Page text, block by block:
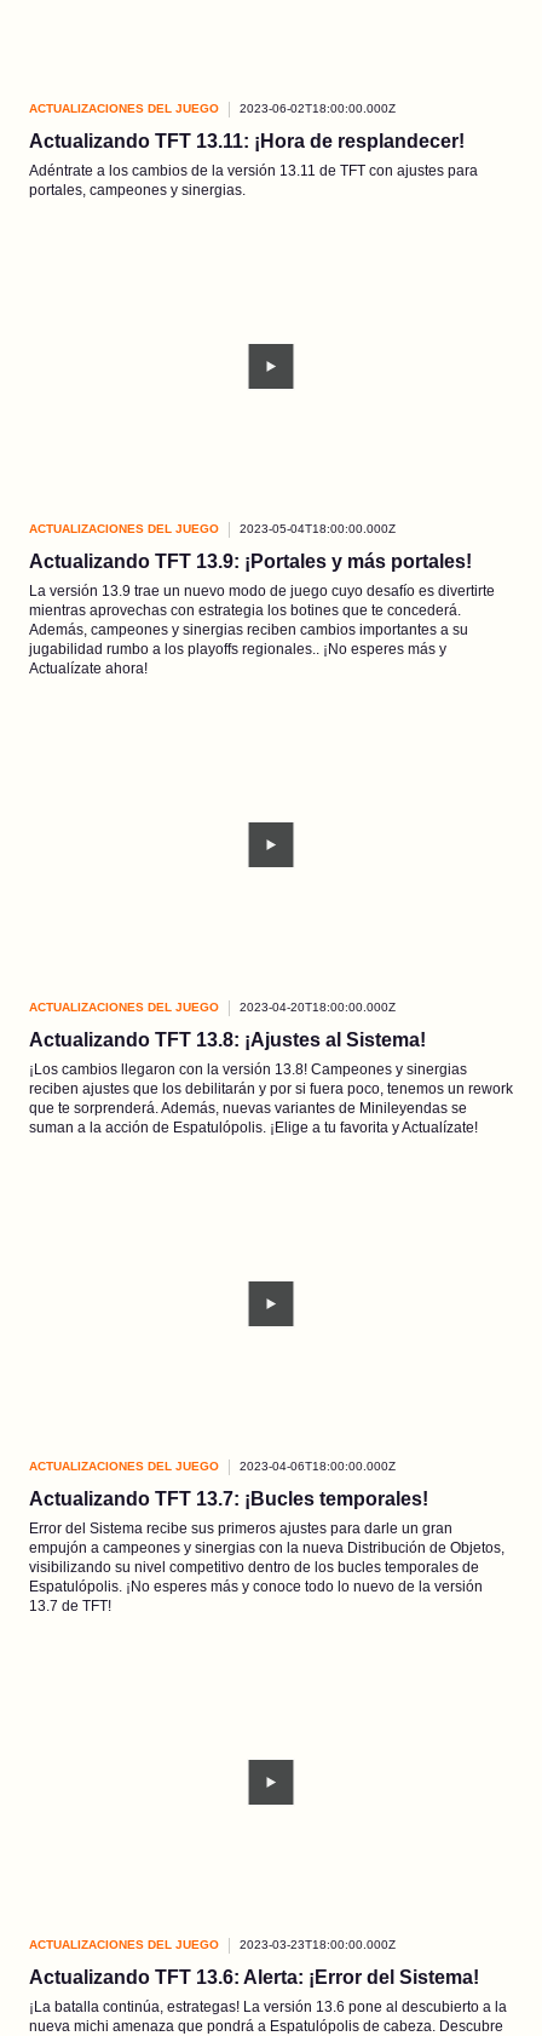
ACTUALIZACIONES DEL JUEGO 2023-06-02T18:00:00.000Z
Actualizando TFT 13.11: ¡Hora de resplandecer!
Adéntrate a los cambios de la versión 13.11 de TFT con ajustes para
portales, campeones y sinergias.
ACTUALIZACIONES DEL JUEGO 2023-05-04T18:00:00.000Z
Actualizando TFT 13.9: ¡Portales y más portales!
La versión 13.9 trae un nuevo modo de juego cuyo desafío es divertirte
mientras aprovechas con estrategia los botines que te concederá.
Además, campeones y sinergias reciben cambios importantes a su
jugabilidad rumbo a los playoffs regionales.. ¡No esperes más y
Actualízate ahora!
ACTUALIZACIONES DEL JUEGO 2023-04-20T18:00:00.000Z
Actualizando TFT 13.8: ¡Ajustes al Sistema!
¡Los cambios llegaron con la versión 13.8! Campeones y sinergias
reciben ajustes que los debilitarán y por si fuera poco, tenemos un rework
que te sorprenderá. Además, nuevas variantes de Minileyendas se
suman a la acción de Espatulópolis. ¡Elige a tu favorita y Actualízate!
ACTUALIZACIONES DEL JUEGO 2023-04-06T18:00:00.000Z
Actualizando TFT 13.7: ¡Bucles temporales!
Error del Sistema recibe sus primeros ajustes para darle un gran
empujón a campeones y sinergias con la nueva Distribución de Objetos,
visibilizando su nivel competitivo dentro de los bucles temporales de
Espatulópolis. ¡No esperes más y conoce todo lo nuevo de la versión
13.7 de TFT!
ACTUALIZACIONES DEL JUEGO 2023-03-23T18:00:00.000Z
Actualizando TFT 13.6: Alerta: ¡Error del Sistema!
¡La batalla continúa, estrategas! La versión 13.6 pone al descubierto a la
nueva michi amenaza que pondrá a Espatulópolis de cabeza. Descubre